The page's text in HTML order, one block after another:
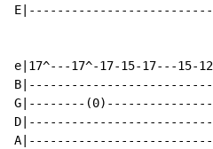
e|17^---17^-17-15-17---
G|--------